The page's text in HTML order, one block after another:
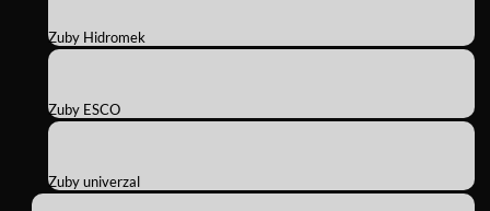
Zuby Hidromek
Zuby ESCO
Zuby univerzal